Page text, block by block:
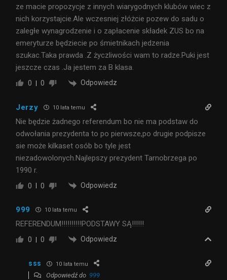
ze macie propozycje z innych wiarygodnych klubów wiec z
nich korzystajcie.Ale wczesniej złóżcie pozew do sadu o
zaległe wynagrodzenie i o zapłacenie składek ZUS bo na
emeryturze będziecie po śmietnikach jedzenia
szukac.Taka prawda .Z życzliwości wam to radze.Puki jest
jeszcze czas .Ja jestem za B klasa.
0 0 Odpowiedz
Jerzy 10 lata temu
Nie będzie żadnego referendum bo nie ma podstaw do
odwołania prezydenta to po pierwsze,po drugie podpisze
sie może kilkaset osób bo tyle jest
niezadowolonych.Najlepszy prezydent Tarnobrzega po
1990 r.
0 0 Odpowiedz
999 10 lata temu
REFERENDUM!!!!!!!!!!PODSTAWY SĄ!!!!!!
0 0 Odpowiedz
sss 10 lata temu
Odpowiedź do 999